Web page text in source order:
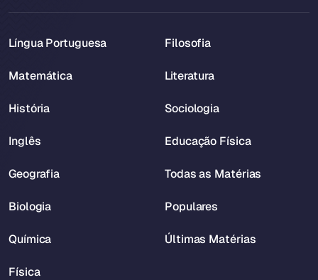
Língua Portuguesa
Matemática
História
Inglês
Geografia
Biologia
Química
Física
Filosofia
Literatura
Sociologia
Educação Física
Todas as Matérias
Populares
Últimas Matérias